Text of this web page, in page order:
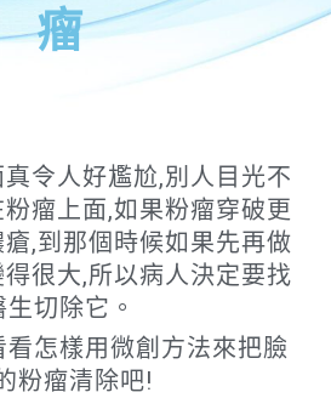
瘤
令人好尷尬,別人目光不
瘤上面,如果粉瘤穿破更
,到那個時候如果先再做
很大,所以病人決定要找
生切除它。
怎樣用微創方法來把臉
粉瘤清除吧!